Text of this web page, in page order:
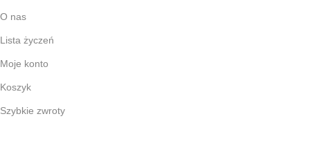
O nas
Lista życzeń
Moje konto
Koszyk
Szybkie zwroty